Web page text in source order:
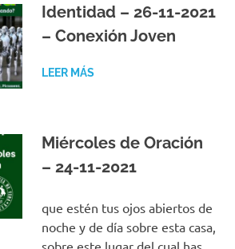
Identidad – 26-11-2021
– Conexión Joven
LEER MÁS
Miércoles de Oración
– 24-11-2021
que estén tus ojos abiertos de
noche y de día sobre esta casa,
sobre este lugar del cual has